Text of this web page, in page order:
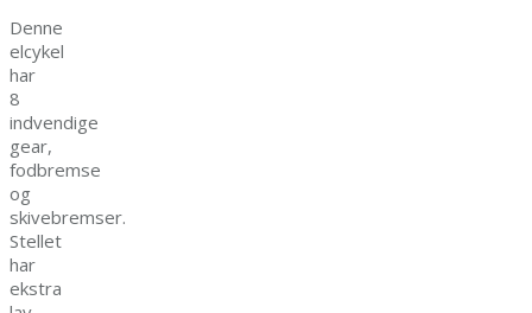
Denne
elcykel
har
8
indvendige
gear,
fodbremse
og
skivebremser.
Stellet
har
ekstra